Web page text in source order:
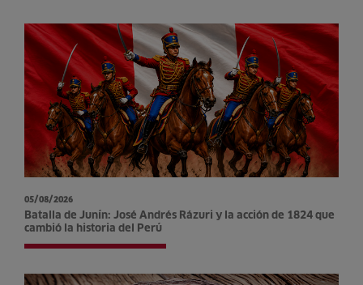
05/08/2026
Batalla de Junín: José Andrés Rázuri y la acción de 1824 que
cambió la historia del Perú